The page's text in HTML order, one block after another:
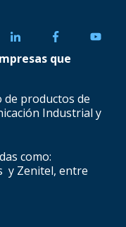
que
productos de
Industrial y
como:
y Zenitel, entre